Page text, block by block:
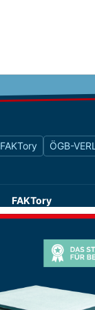
FAKTory ÖGB-
FAKTory
Buchhandlung
1010 Wien
Tel: 01 / 405 49
Fax: 01 / 405 49